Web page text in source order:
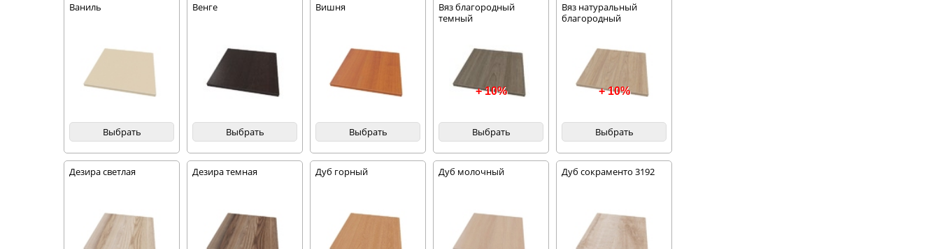
-50%
Ваниль
Выбрать
Венге
Выбрать
Вишня
Выбрать
Вяз благородный
темный
+ 10%
Выбрать
Вяз натуральный
благородный
+ 10%
Выбрать
Дезира светлая Дезира темная Дуб горный Дуб молочный Дуб сокраменто 3192